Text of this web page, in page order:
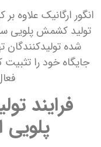
انگور ارگانیک علاوه
تولید کشمش پلویی
شده تولیدکنندگان
جایگاه خود را تثبیت
فرایند
پلویی